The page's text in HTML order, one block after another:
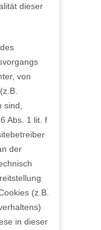
dieser
von
Abs. 1 lit. f
der
(z.B.
in dieser